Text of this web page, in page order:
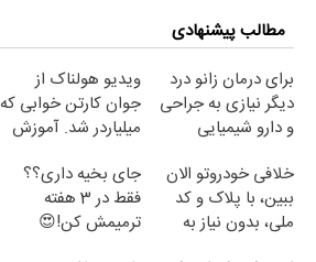
مطالب پیشنهادی
برای درمان زانو درد
دیگر نیازی به جراحی
و دارو شیمیایی
ویدیو هولناک از
جوان کارتن خوابی که
میلیاردر شد. آموزش
خلافی خودروتو الان
ببین، با پلاک و کد
ملی، بدون نیاز به
جای بخیه داری؟؟
فقط در 3 هفته
ترمیمش کن!😍